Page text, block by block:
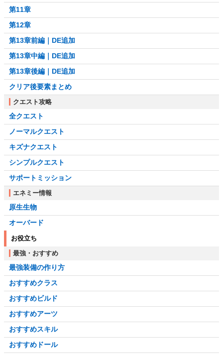
第11章
第12章
第13章前編｜DE追加
第13章中編｜DE追加
第13章後編｜DE追加
クリア後要素まとめ
クエスト攻略
全クエスト
ノーマルクエスト
キズナクエスト
シンプルクエスト
サポートミッション
エネミー情報
原生生物
オーバード
お役立ち
最強・おすすめ
最強装備の作り方
おすすめクラス
おすすめビルド
おすすめアーツ
おすすめスキル
おすすめドール